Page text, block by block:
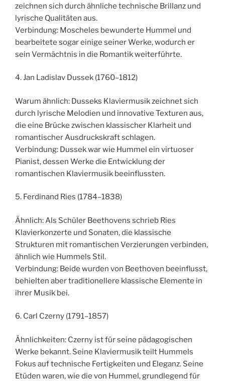
zeichnen sich durch ähnliche technische Brillanz und
lyrische Qualitäten aus.
Verbindung: Moscheles bewunderte Hummel und
bearbeitete sogar einige seiner Werke, wodurch er
sein Vermächtnis in die Romantik weiterführte.
4. Jan Ladislav Dussek (1760–1812)
Warum ähnlich: Dusseks Klaviermusik zeichnet sich
durch lyrische Melodien und innovative Texturen aus,
die eine Brücke zwischen klassischer Klarheit und
romantischer Ausdruckskraft schlagen.
Verbindung: Dussek war wie Hummel ein virtuoser
Pianist, dessen Werke die Entwicklung der
romantischen Klaviermusik beeinflussten.
5. Ferdinand Ries (1784–1838)
Ähnlich: Als Schüler Beethovens schrieb Ries
Klavierkonzerte und Sonaten, die klassische
Strukturen mit romantischen Verzierungen verbinden,
ähnlich wie Hummels Stil.
Verbindung: Beide wurden von Beethoven beeinflusst,
behielten aber traditionellere klassische Elemente in
ihrer Musik bei.
6. Carl Czerny (1791–1857)
Ähnlichkeiten: Czerny ist für seine pädagogischen
Werke bekannt. Seine Klaviermusik teilt Hummels
Fokus auf technische Fertigkeiten und Eleganz. Seine
Etüden waren, wie die von Hummel, grundlegend für